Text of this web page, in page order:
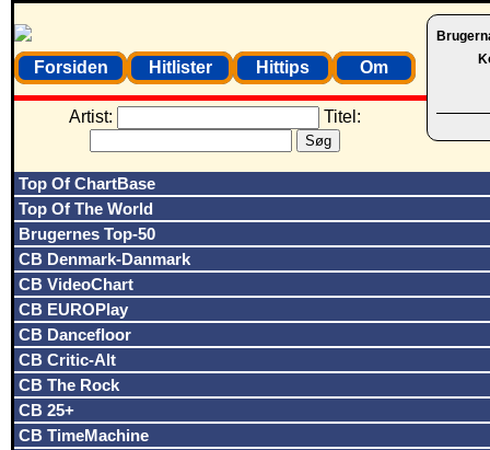
Forsiden Hitlister Hittips Om
Artist: Titel:
Top Of ChartBase
Top Of The World
Brugernes Top-50
CB Denmark-Danmark
CB VideoChart
CB EUROPlay
CB Dancefloor
CB Critic-Alt
CB The Rock
CB 25+
CB TimeMachine